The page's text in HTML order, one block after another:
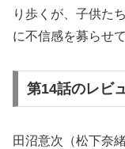
り歩くが、子供た
に不信感を募らせ
第14話のレビ
田沼意次（松下奈